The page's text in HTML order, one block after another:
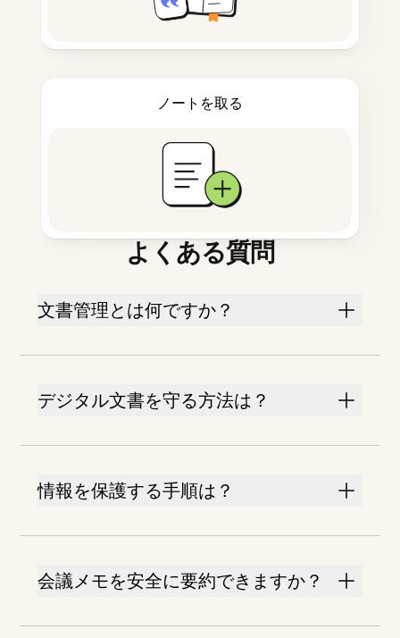
ノートを取る
よくある質問
文書管理とは何ですか？
デジタル文書を守る方法は？
情報を保護する手順は？
会議メモを安全に要約できますか？